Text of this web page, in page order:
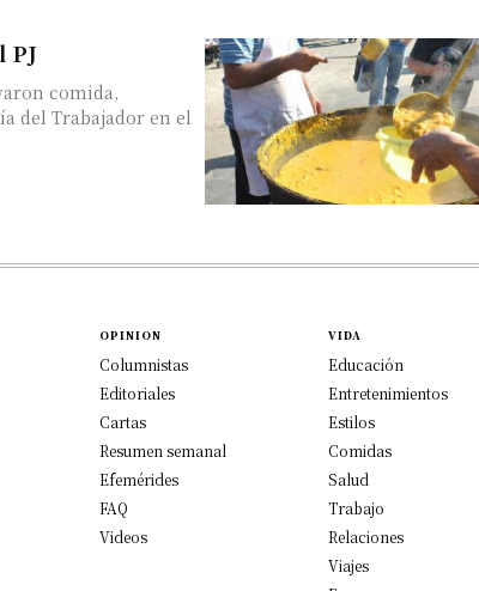
PJ
comida,
del Trabajador en el
OPINION
Columnistas
Editoriales
Cartas
Resumen semanal
Efemérides
FAQ
Videos
VIDA
Educación
Entretenimientos
Estilos
Comidas
Salud
Trabajo
Relaciones
Viajes